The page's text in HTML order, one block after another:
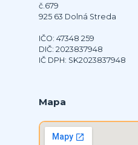
č.679
925 63 Dolná Streda
IČO: 47348 259
DIČ: 2023837948
IČ DPH: SK2023837948
Mapa